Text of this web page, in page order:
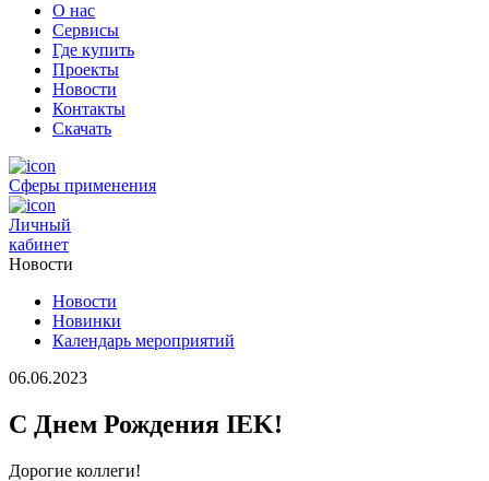
О нас
Сервисы
Где купить
Проекты
Новости
Контакты
Скачать
Сферы применения
Личный
кабинет
Новости
Новости
Новинки
Календарь мероприятий
06.06.2023
С Днем Рождения IEK!
Дорогие коллеги!